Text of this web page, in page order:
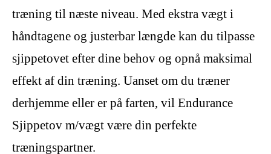
træning til næste niveau. Med ekstra vægt i
håndtagene og justerbar længde kan du tilpasse
sjippetovet efter dine behov og opnå maksimal
effekt af din træning. Uanset om du træner
derhjemme eller er på farten, vil Endurance
Sjippetov m/vægt være din perfekte
træningspartner.